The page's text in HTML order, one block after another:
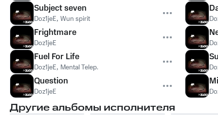
Subject seven
Doz1jeE, Wun spirit
Frightmare
Doz1jeE
Fuel For Life
Doz1jeE, Mental Telep.
Question
Doz1jeE
Другие альбомы исполнителя